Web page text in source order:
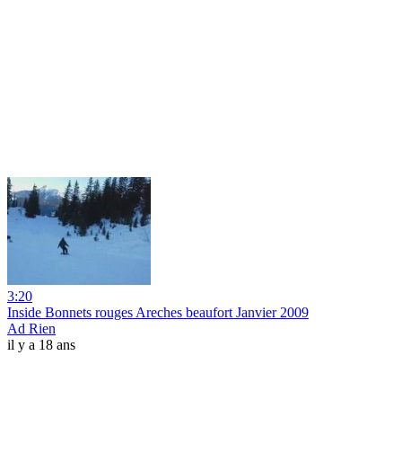
3:20
Inside Bonnets rouges Areches beaufort Janvier 2009
Ad Rien
il y a 18 ans